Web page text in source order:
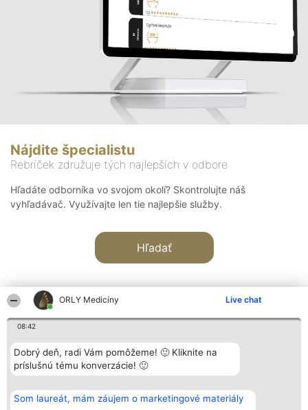
ORLY Medicíny Live chat
08:42
Dobrý deň, radi Vám pomôžeme! 🙂 Kliknite na
príslušnú tému konverzácie! 🙂
Som laureát, mám záujem o marketingové materiály
Nájdite špecialistu
Rebríček združuje tých najlepších v odbore
Hľadáte odborníka vo svojom okolí? Skontrolujte náš
vyhľadávač. Využívajte len tie najlepšie služby.
Hľadať
Organizátor hodnotenia
Bright Side Solutions sp. z o.
o. sp. k.
Wrocław 50-079
KRS 0000749100 | Regon
Hodnotenie
Laureáti
Lista
Laureatów
Podmienky
Kontakt
Kontakt